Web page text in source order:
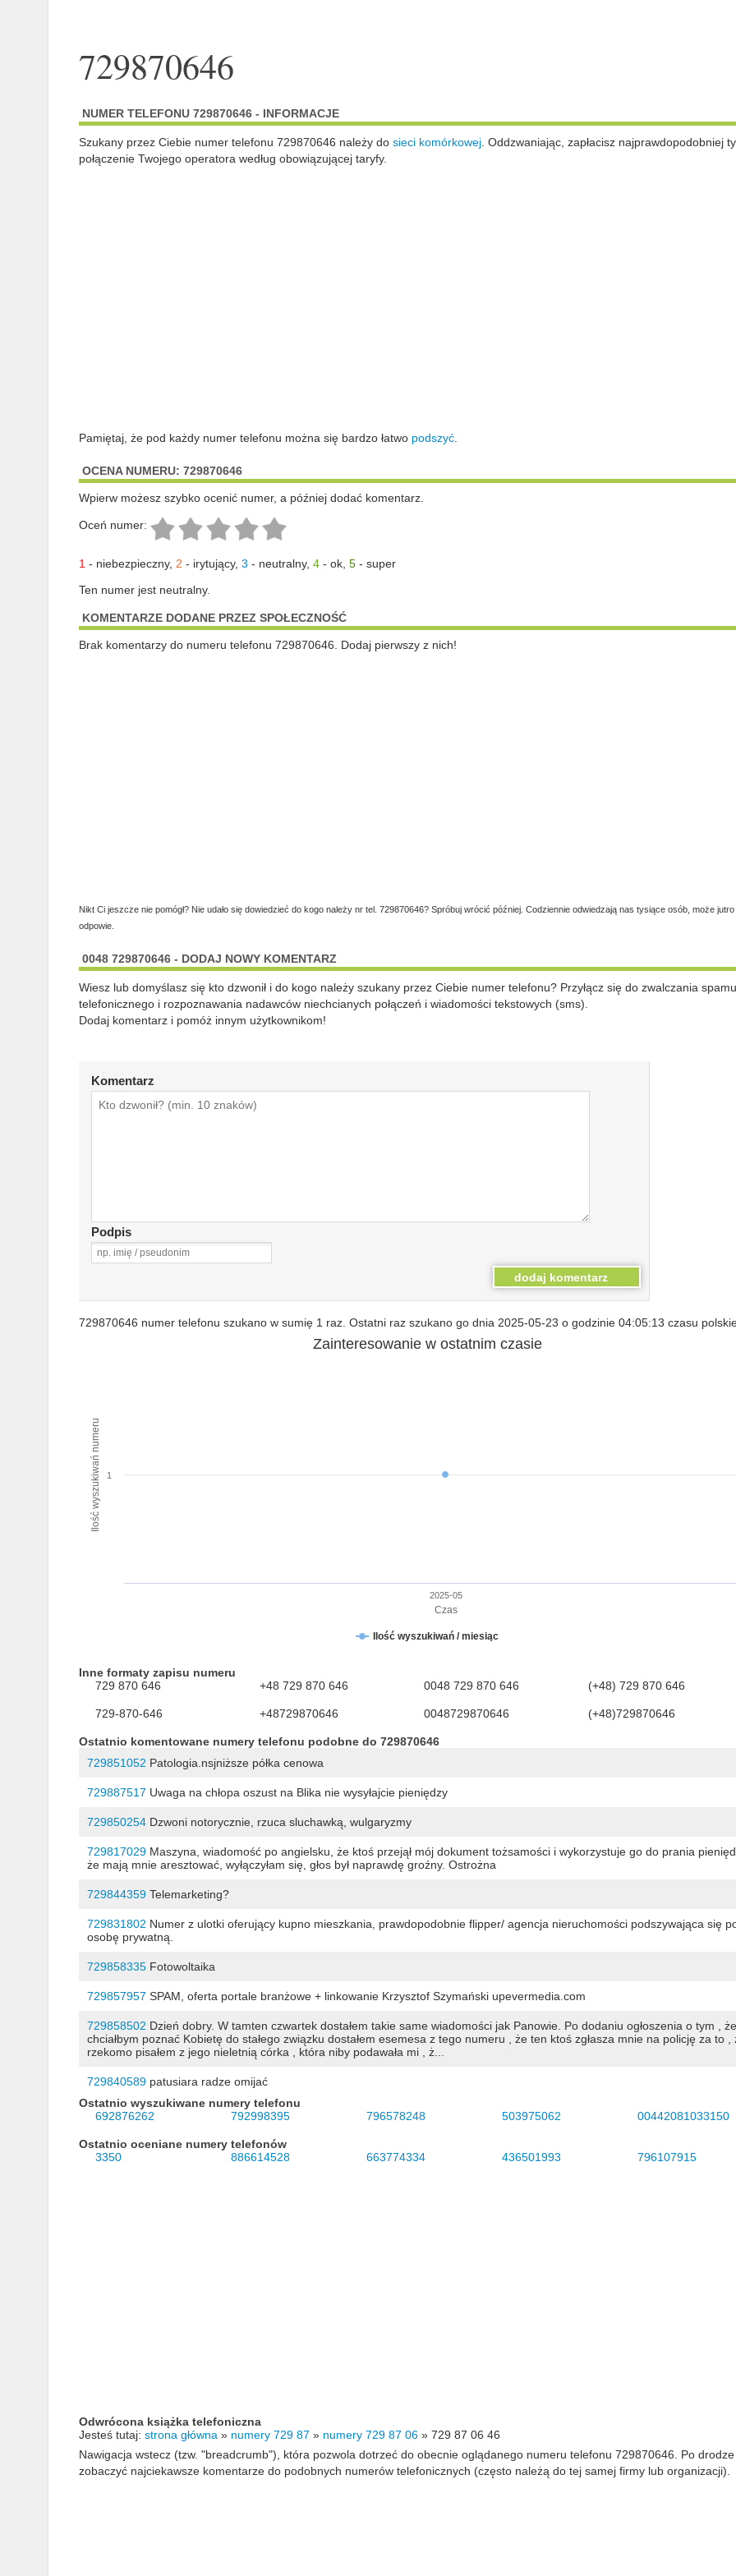
729870646
NUMER TELEFONU 729870646 - INFORMACJE
Szukany przez Ciebie numer telefonu 729870646 należy do sieci komórkowej. Oddzwaniając, zapłacisz najprawdopodobniej
połączenie Twojego operatora według obowiązującej taryfy.
Pamiętaj, że pod każdy numer telefonu można się bardzo łatwo podszyć.
OCENA NUMERU: 729870646
Wpierw możesz szybko ocenić numer, a później dodać komentarz.
Oceń numer:
1- niebezpieczny, 2 - irytujący, 3 - neutralny, 4- ok, 5- super
Ten numer jest neutralny.
KOMENTARZE DODANE PRZEZ SPOŁECZNOŚĆ
Brak komentarzy do numeru telefonu 729870646. Dodaj pierwszy z nich!
Nikt Ci jeszcze nie pomógł? Nie udało się dowiedzieć do kogo należy nr tel. 729870646? Spróbuj wrócić później. Codziennie odwiedzają nas tysiące osób, może
odpowie.
0048 729870646 - DODAJ NOWY KOMENTARZ
Wiesz lub domyślasz się kto dzwonił i do kogo należy szukany przez Ciebie numer telefonu? Przyłącz się do zwalczania spamu
telefonicznego i rozpoznawania nadawców niechcianych połączeń i wiadomości tekstowych (sms).
Dodaj komentarz i pomóż innym użytkownikom!
Komentarz
Podpis
729870646 numer telefonu szukano w sumię 1 raz. Ostatni raz szukano go dnia 2025-05-23 o godzinie 04:05:13 czasu
Czas
Ilość wyszukiwań numeru
Zainteresowanie w ostatnim czasie
Ilość wyszukiwań / miesiąc
2025-05
1
Inne formaty zapisu numeru
729 870 646
+48 729 870 646 0048 729 870 646 (+48) 729 870 646
729-870-646 +48729870646 0048729870646 (+48)729870646
Ostatnio komentowane numery telefonu podobne do 729870646
729851052 Patologia.nsjniższe półka cenowa
729887517 Uwaga na chłopa oszust na Blika nie wysyłajcie pieniędzy
729850254Dzwoni notorycznie, rzuca sluchawką, wulgaryzmy
729817029Maszyna, wiadomość po angielsku, że ktoś przejął mój dokument tożsamości i wykorzystuje go do prania
że mają mnie aresztować, wyłączyłam się, głos był naprawdę groźny. Ostrożna
729844359Telemarketing?
729831802 Numer z ulotki oferujący kupno mieszkania, prawdopodobnie flipper/ agencja nieruchomości podszywająca się
osobę prywatną.
729858335Fotowoltaika
729857957 SPAM, oferta portale branżowe + linkowanie Krzysztof Szymański upevermedia.com
729858502 Dzień dobry. W tamten czwartek dostałem takie same wiadomości jak Panowie. Po dodaniu ogłoszenia o tym , że
chciałbym poznać Kobietę do stałego związku dostałem esemesa z tego numeru , że ten ktoś zgłasza mnie na policję za to ,
rzekomo pisałem z jego nieletnią córka , która niby podawała mi , ż...
729840589patusiara radze omijać
Ostatnio wyszukiwane numery telefonu
692876262
792998395 796578248 503975062 00442081033150
Ostatnio oceniane numery telefonów
3350
886614528 663774334 436501993 796107915
Odwrócona książka telefoniczna
Jesteś tutaj: strona główna » numery 729 87 » numery 729 87 06 » 729 87 06 46
Nawigacja wstecz (tzw. "breadcrumb"), która pozwola dotrzeć do obecnie oglądanego numeru telefonu 729870646. Po
zobaczyć najciekawsze komentarze do podobnych numerów telefonicznych (często należą do tej samej firmy lub organizacji).